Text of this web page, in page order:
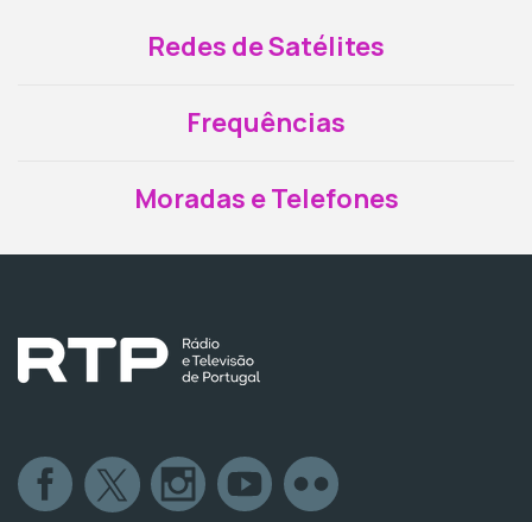
Redes de Satélites
Frequências
Moradas e Telefones